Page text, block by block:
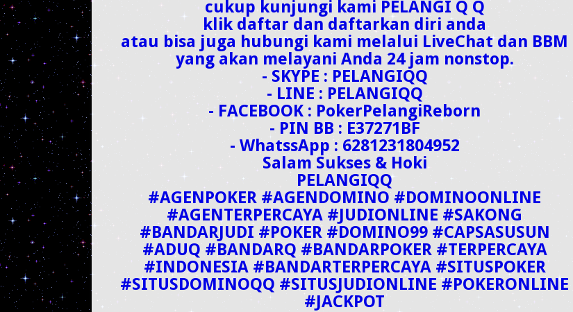
cukup kunjungi kami PELANGI Q Q
klik daftar dan daftarkan diri anda
atau bisa juga hubungi kami melalui LiveChat dan BBM
yang akan melayani Anda 24 jam nonstop.
- SKYPE : PELANGIQQ
- LINE : PELANGIQQ
- FACEBOOK : PokerPelangiReborn
- PIN BB : E37271BF
- WhatssApp : 6281231804952
Salam Sukses & Hoki
PELANGIQQ
#AGENPOKER #AGENDOMINO #DOMINOONLINE
#AGENTERPERCAYA #JUDIONLINE #SAKONG
#BANDARJUDI #POKER #DOMINO99 #CAPSASUSUN
#ADUQ #BANDARQ #BANDARPOKER #TERPERCAYA
#INDONESIA #BANDARTERPERCAYA #SITUSPOKER
#SITUSDOMINOQQ #SITUSJUDIONLINE #POKERONLINE
#JACKPOT